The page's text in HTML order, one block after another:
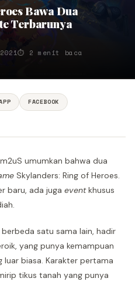
Bawa Dua
Terbarunya
⏱ 2 menit baca
FACEBOOK
umumkan bahwa dua
Skylanders: Ring of Heroes.
baru, ada juga eventkhusus
satu sama lain, hadir
yang punya kemampuan
luar biasa. Karakter pertama
tikus tanah yang punya